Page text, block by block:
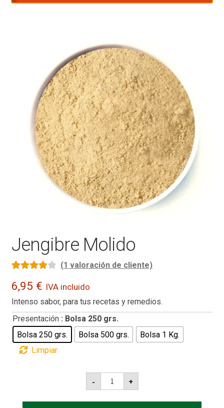
Jengibre Molido
con4.00
de 5 en
base a
valoración
de un
cliente
(1 valoración de cliente)
6,95 € IVA incluido
Intenso sabor, para tus recetas y remedios.
Presentación : Bolsa 250 grs.
Bolsa 250 grs.
Bolsa 500 grs.
Bolsa 1 Kg.
Limpiar
-
Jengibre
Molido
cantidad
+